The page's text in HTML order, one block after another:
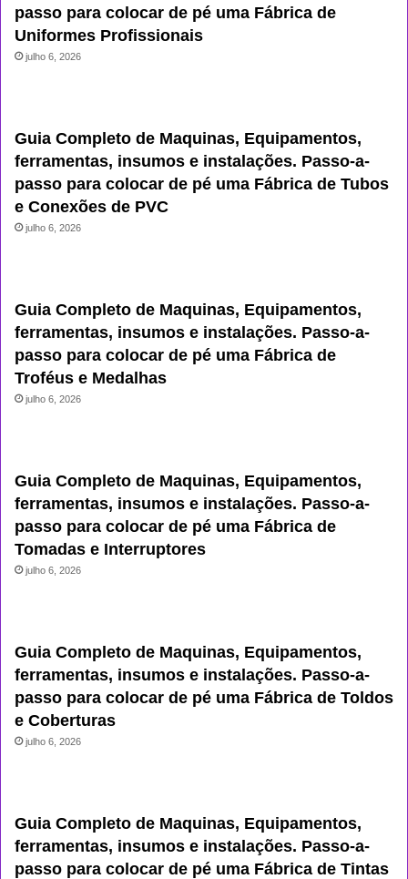
passo para colocar de pé uma Fábrica de
Uniformes Profissionais
julho 6, 2026
Guia Completo de Maquinas, Equipamentos,
ferramentas, insumos e instalações. Passo-a-
passo para colocar de pé uma Fábrica de Tubos
e Conexões de PVC
julho 6, 2026
Guia Completo de Maquinas, Equipamentos,
ferramentas, insumos e instalações. Passo-a-
passo para colocar de pé uma Fábrica de
Troféus e Medalhas
julho 6, 2026
Guia Completo de Maquinas, Equipamentos,
ferramentas, insumos e instalações. Passo-a-
passo para colocar de pé uma Fábrica de
Tomadas e Interruptores
julho 6, 2026
Guia Completo de Maquinas, Equipamentos,
ferramentas, insumos e instalações. Passo-a-
passo para colocar de pé uma Fábrica de Toldos
e Coberturas
julho 6, 2026
Guia Completo de Maquinas, Equipamentos,
ferramentas, insumos e instalações. Passo-a-
passo para colocar de pé uma Fábrica de Tintas